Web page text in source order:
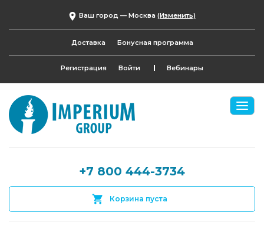
Ваш город — Москва (Изменить)
Доставка Бонусная программа
Регистрация Войти Вебинары
+7 800 444-3734
Корзина пуста